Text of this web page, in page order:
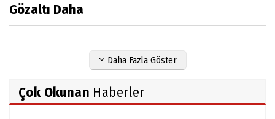
Gözaltı Daha
Daha Fazla Göster
Çok Okunan Haberler